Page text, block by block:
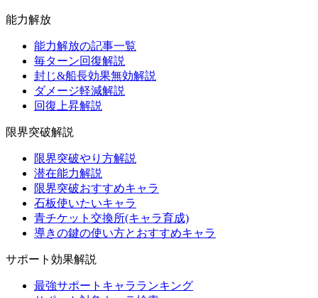
能力解放
能力解放の記事一覧
毎ターン回復解説
封じ&船長効果無効解説
ダメージ軽減解説
回復上昇解説
限界突破解説
限界突破やり方解説
潜在能力解説
限界突破おすすめキャラ
石板使いたいキャラ
青チケット交換所(キャラ育成)
導きの鍵の使い方とおすすめキャラ
サポート効果解説
最強サポートキャラランキング